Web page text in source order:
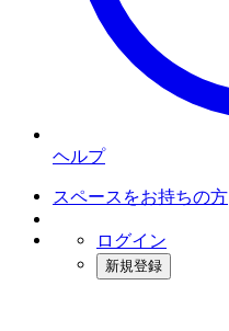
ヘルプ
スペースをお持ちの方
ログイン
新規登録